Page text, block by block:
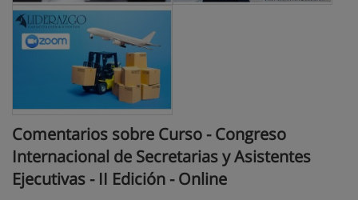
Comentarios sobre Curso - Congreso
Internacional de Secretarias y Asistentes
Ejecutivas - II Edición - Online